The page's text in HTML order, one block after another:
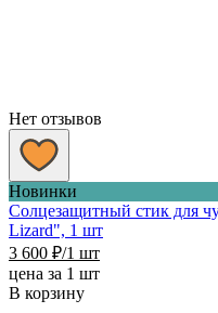
Нет отзывов
Новинки
Солцезащитный стик для
Lizard", 1 шт
3 600 ₽/1 шт
цена за 1 шт
В корзину